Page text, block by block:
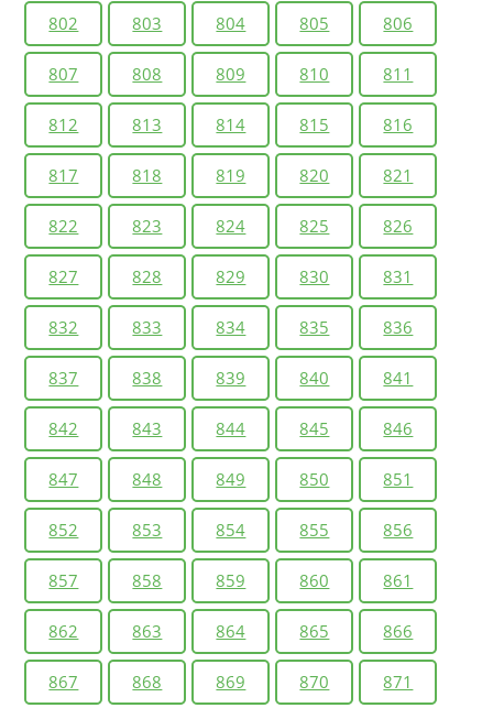
802 803 804 805 806
807 808 809 810 811
812 813 814 815 816
817 818 819 820 821
822 823 824 825 826
827 828 829 830 831
832 833 834 835 836
837 838 839 840 841
842 843 844 845 846
847 848 849 850 851
852 853 854 855 856
857 858 859 860 861
862 863 864 865 866
867 868 869 870 871